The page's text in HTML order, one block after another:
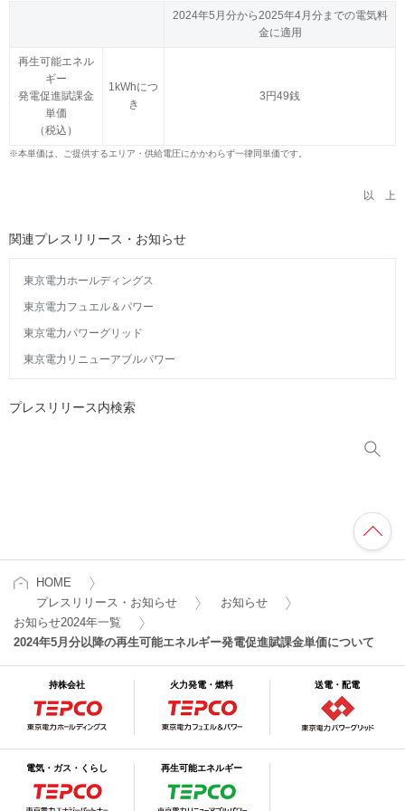
2024年5月分から2025年4月分までの電気料
金に適用
再生可能エネル
ギー
発電促進賦課金
単価
（税込）
1kWhにつ
き
3円49銭
※本単価は、ご提供するエリア・供給電圧にかかわらず一律同単価です。
以 上
関連プレスリリース・お知らせ
東京電力ホールディングス
東京電力フュエル＆パワー
東京電力パワーグリッド
東京電力リニューアブルパワー
プレスリリース内検索
HOME
プレスリリース・お知らせ
お知らせ
お知らせ2024年一覧
2024年5月分以降の再生可能エネルギー発電促進賦課金単価について
持株会社 火力発電・燃料 送電・配電
電気・ガス・くらし 再生可能エネルギー